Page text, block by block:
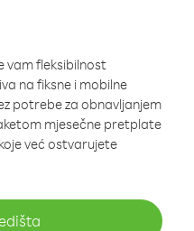
vam fleksibilnost
na fiksne i mobilne
potrebe za obnavljanjem
mjesečne pretplate
već ostvarujete